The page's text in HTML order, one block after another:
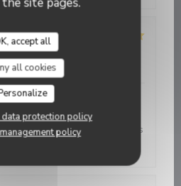
accept all
all cookies
protection policy
policy
4
5/5 Food:5/5
Tout les plats
et harmonie. De l’entrée
un univers original et tous les
!